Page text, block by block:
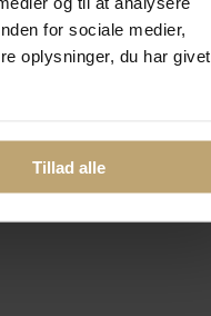
for sociale medier,
oplysninger, du har givet
Tillad alle
Og Tryg E-Handel